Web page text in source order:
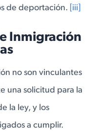
de deportación. [iii]
Inmigración
no son vinculantes
una solicitud para la
la ley, y los
a cumplir.